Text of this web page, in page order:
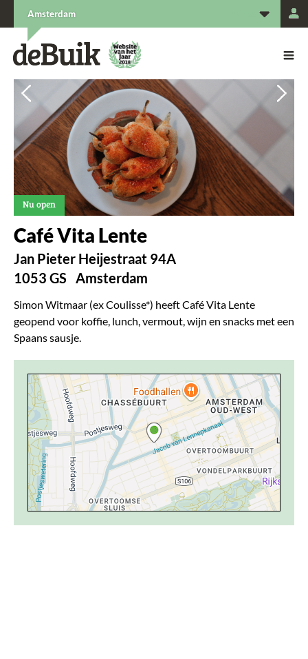
Vorige
Vorige
Nu open
Café Vita Lente
Jan Pieter Heijestraat 94A
1053 GS
Amsterdam
Simon Witmaar (ex Coulisse*) heeft Café Vita Lente
geopend voor koffie, lunch, vermout, wijn en snacks met een
Spaans sausje.
Amsterdam
De Buik van {city: city}
De Buik